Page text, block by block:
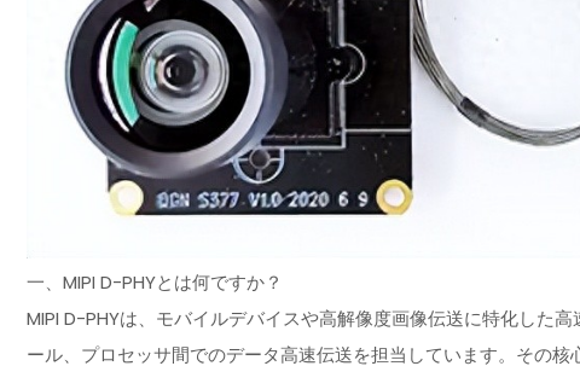
一、MIPI D-PHYとは何ですか？
MIPI D-PHYは、モバイルデバイスや高解像度画像伝送に特化した
ール、プロセッサ間でのデータ高速伝送を担当しています。その